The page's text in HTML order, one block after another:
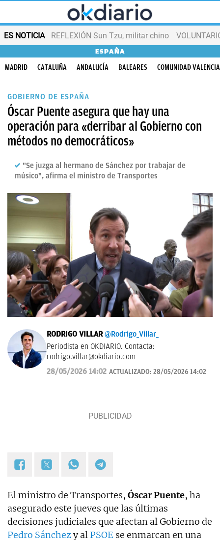
ES NOTICIA REFLEXIÓN Sun Tzu, militar chino
ESPAÑA
MADRID CATALUÑA ANDALUCÍA BALEARES COMUNIDAD
GOBIERNO DE ESPAÑA
Óscar Puente asegura que hay una
operación para «derribar al Gobierno con
métodos no democráticos»
"Se juzga al hermano de Sánchez por trabajar de
músico", afirma el ministro de Transportes
RODRIGO VILLAR @Rodrigo_Villar_
Periodista en OKDIARIO. Contacta:
rodrigo.villar@okdiario.com
28/05/2026 14:02 ACTUALIZADO: 28/05/2026 14:02
El ministro de Transportes, Óscar Puente, ha
asegurado este jueves que las últimas
decisiones judiciales que afectan al Gobierno de
Pedro Sánchezy al PSOE se enmarcan en una